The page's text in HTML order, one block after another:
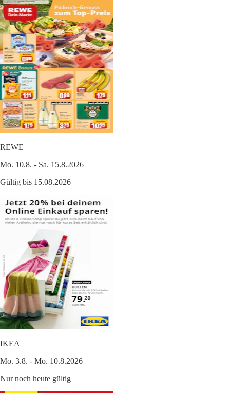
REWE
Mo. 10.8. - Sa. 15.8.2026
Gültig bis 15.08.2026
IKEA
Mo. 3.8. - Mo. 10.8.2026
Nur noch heute gültig